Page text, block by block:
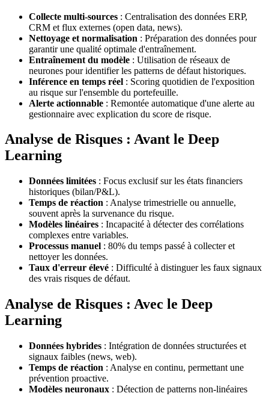
Collecte multi-sources : Centralisation des données ERP,
CRM et flux externes (open data, news).
Nettoyage et normalisation : Préparation des données pour
garantir une qualité optimale d'entraînement.
Entraînement du modèle : Utilisation de réseaux de
neurones pour identifier les patterns de défaut historiques.
Inférence en temps réel : Scoring quotidien de l'exposition
au risque sur l'ensemble du portefeuille.
Alerte actionnable : Remontée automatique d'une alerte au
gestionnaire avec explication du score de risque.
Analyse de Risques : Avant le Deep
Learning
Données limitées : Focus exclusif sur les états financiers
historiques (bilan/P&L).
Temps de réaction : Analyse trimestrielle ou annuelle,
souvent après la survenance du risque.
Modèles linéaires : Incapacité à détecter des corrélations
complexes entre variables.
Processus manuel : 80% du temps passé à collecter et
nettoyer les données.
Taux d'erreur élevé : Difficulté à distinguer les faux signaux
des vrais risques de défaut.
Analyse de Risques : Avec le Deep
Learning
Données hybrides : Intégration de données structurées et
signaux faibles (news, web).
Temps de réaction : Analyse en continu, permettant une
prévention proactive.
Modèles neuronaux : Détection de patterns non-linéaires